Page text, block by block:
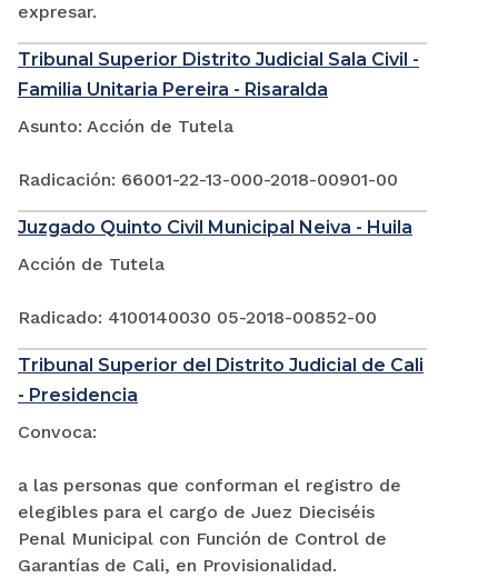
expresar.
Tribunal Superior Distrito Judicial Sala Civil -
Familia Unitaria Pereira - Risaralda
Asunto: Acción de Tutela
Radicación: 66001-22-13-000-2018-00901-00
Juzgado Quinto Civil Municipal Neiva - Huila
Acción de Tutela
Radicado: 4100140030 05-2018-00852-00
Tribunal Superior del Distrito Judicial de Cali
- Presidencia
Convoca:
a las personas que conforman el registro de
elegibles para el cargo de Juez Dieciséis
Penal Municipal con Función de Control de
Garantías de Cali, en Provisionalidad.